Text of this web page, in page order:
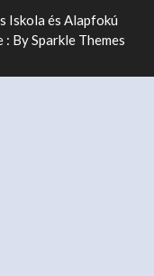
és Alapfokú
: BySparkle Themes